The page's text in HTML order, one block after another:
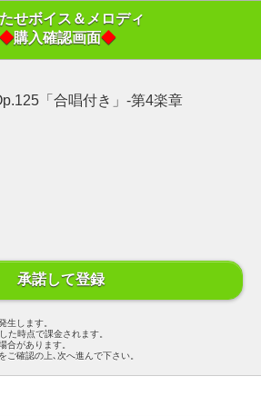
せボイス＆メロディ
◆購入確認画面◆
「合唱付き」-第4楽章
承諾して登録
生します。
た時点で課金されます。
合があります。
ご確認の上､次へ進んで下さい。